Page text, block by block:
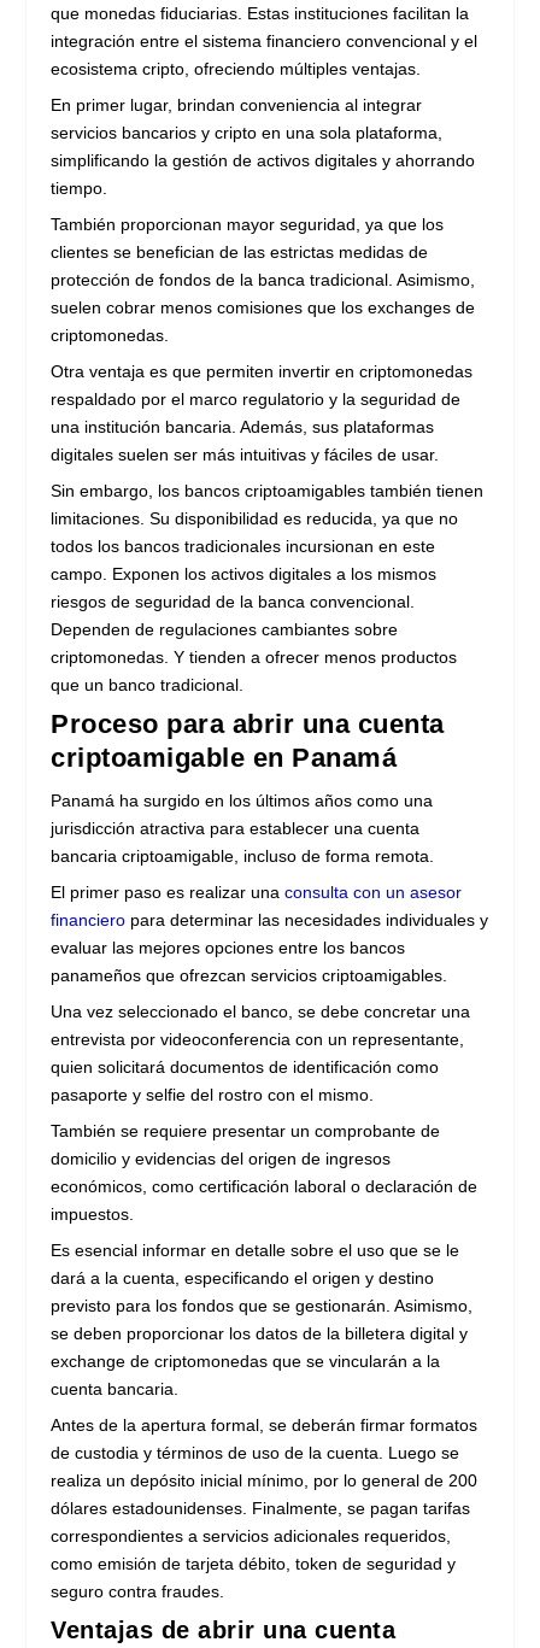
que monedas fiduciarias. Estas instituciones facilitan la
integración entre el sistema financiero convencional y el
ecosistema cripto, ofreciendo múltiples ventajas.
En primer lugar, brindan conveniencia al integrar
servicios bancarios y cripto en una sola plataforma,
simplificando la gestión de activos digitales y ahorrando
tiempo.
También proporcionan mayor seguridad, ya que los
clientes se benefician de las estrictas medidas de
protección de fondos de la banca tradicional. Asimismo,
suelen cobrar menos comisiones que los exchanges de
criptomonedas.
Otra ventaja es que permiten invertir en criptomonedas
respaldado por el marco regulatorio y la seguridad de
una institución bancaria. Además, sus plataformas
digitales suelen ser más intuitivas y fáciles de usar.
Sin embargo, los bancos criptoamigables también tienen
limitaciones. Su disponibilidad es reducida, ya que no
todos los bancos tradicionales incursionan en este
campo. Exponen los activos digitales a los mismos
riesgos de seguridad de la banca convencional.
Dependen de regulaciones cambiantes sobre
criptomonedas. Y tienden a ofrecer menos productos
que un banco tradicional.
Proceso para abrir una cuenta
criptoamigable en Panamá
Panamá ha surgido en los últimos años como una
jurisdicción atractiva para establecer una cuenta
bancaria criptoamigable, incluso de forma remota.
El primer paso es realizar unaconsulta con un asesor
financiero para determinar las necesidades individuales y
evaluar las mejores opciones entre los bancos
panameños que ofrezcan servicios criptoamigables.
Una vez seleccionado el banco, se debe concretar una
entrevista por videoconferencia con un representante,
quien solicitará documentos de identificación como
pasaporte y selfie del rostro con el mismo.
También se requiere presentar un comprobante de
domicilio y evidencias del origen de ingresos
económicos, como certificación laboral o declaración de
impuestos.
Es esencial informar en detalle sobre el uso que se le
dará a la cuenta, especificando el origen y destino
previsto para los fondos que se gestionarán. Asimismo,
se deben proporcionar los datos de la billetera digital y
exchange de criptomonedas que se vincularán a la
cuenta bancaria.
Antes de la apertura formal, se deberán firmar formatos
de custodia y términos de uso de la cuenta. Luego se
realiza un depósito inicial mínimo, por lo general de 200
dólares estadounidenses. Finalmente, se pagan tarifas
correspondientes a servicios adicionales requeridos,
como emisión de tarjeta débito, token de seguridad y
seguro contra fraudes.
Ventajas de abrir una cuenta